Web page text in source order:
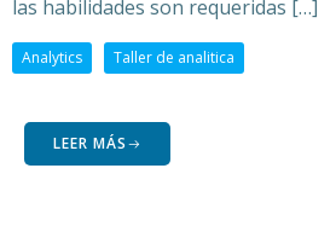
las habilidades son requeridas […]
Analytics Taller de analitica
LEER MÁS